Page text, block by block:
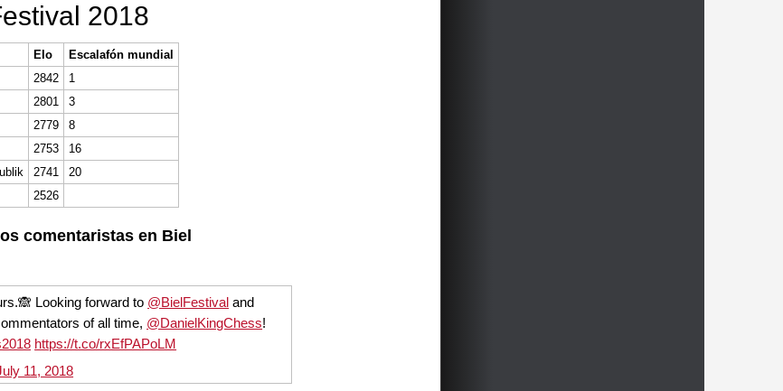
2018
Elo
Escalafón mundial
2842
1
2801
3
2779
8
2753
16
2741
20
2526
comentaristas en Biel
Looking forward to @BielFestival and
of all time, @DanielKingChess!
https://t.co/rxEfPAPoLM
11, 2018